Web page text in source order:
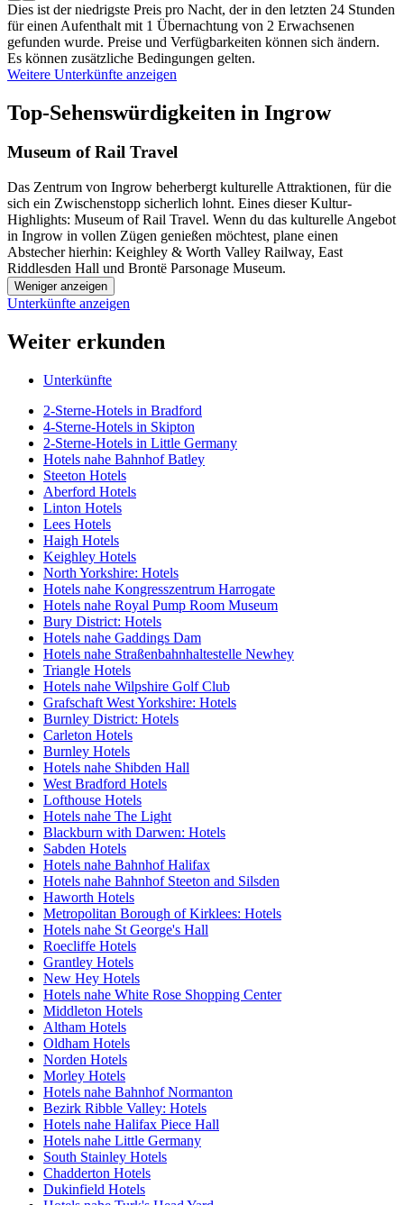
Dies ist der niedrigste Preis pro Nacht, der in den letzten 24 Stunden
für einen Aufenthalt mit 1 Übernachtung von 2 Erwachsenen
gefunden wurde. Preise und Verfügbarkeiten können sich ändern.
Es können zusätzliche Bedingungen gelten.
Weitere Unterkünfte anzeigen
Top-Sehenswürdigkeiten in Ingrow
Museum of Rail Travel
Das Zentrum von Ingrow beherbergt kulturelle Attraktionen, für die
sich ein Zwischenstopp sicherlich lohnt. Eines dieser Kultur-
Highlights: Museum of Rail Travel. Wenn du das kulturelle Angebot
in Ingrow in vollen Zügen genießen möchtest, plane einen
Abstecher hierhin: Keighley & Worth Valley Railway, East
Riddlesden Hall und Brontë Parsonage Museum.
Weniger anzeigen
Unterkünfte anzeigen
Weiter erkunden
Unterkünfte
2-Sterne-Hotels in Bradford
4-Sterne-Hotels in Skipton
2-Sterne-Hotels in Little Germany
Hotels nahe Bahnhof Batley
Steeton Hotels
Aberford Hotels
Linton Hotels
Lees Hotels
Haigh Hotels
Keighley Hotels
North Yorkshire: Hotels
Hotels nahe Kongresszentrum Harrogate
Hotels nahe Royal Pump Room Museum
Bury District: Hotels
Hotels nahe Gaddings Dam
Hotels nahe Straßenbahnhaltestelle Newhey
Triangle Hotels
Hotels nahe Wilpshire Golf Club
Grafschaft West Yorkshire: Hotels
Burnley District: Hotels
Carleton Hotels
Burnley Hotels
Hotels nahe Shibden Hall
West Bradford Hotels
Lofthouse Hotels
Hotels nahe The Light
Blackburn with Darwen: Hotels
Sabden Hotels
Hotels nahe Bahnhof Halifax
Hotels nahe Bahnhof Steeton and Silsden
Haworth Hotels
Metropolitan Borough of Kirklees: Hotels
Hotels nahe St George's Hall
Roecliffe Hotels
Grantley Hotels
New Hey Hotels
Hotels nahe White Rose Shopping Center
Middleton Hotels
Altham Hotels
Oldham Hotels
Norden Hotels
Morley Hotels
Hotels nahe Bahnhof Normanton
Bezirk Ribble Valley: Hotels
Hotels nahe Halifax Piece Hall
Hotels nahe Little Germany
South Stainley Hotels
Chadderton Hotels
Dukinfield Hotels